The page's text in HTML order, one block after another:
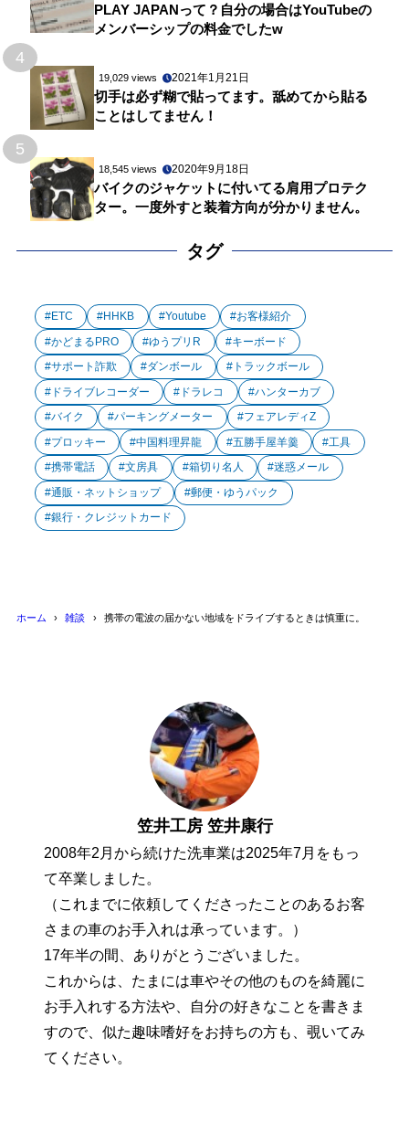
PLAY JAPANって？自分の場合はYouTubeの
メンバーシップの料金でしたw
4
19,029 views 2021年1月21日
切手は必ず糊で貼ってます。舐めてから貼る
ことはしてません！
5
18,545 views 2020年9月18日
バイクのジャケットに付いてる肩用プロテク
ター。一度外すと装着方向が分かりません。
タグ
ETC HHKB Youtube
お客様紹介
かどまるPRO
ゆうプリR
キーボード
サポート詐欺
ダンボール
トラックボール
ドライブレコーダー
ドラレコ
ハンターカブ
バイク
パーキングメーター
フェアレディZ
プロッキー
中国料理昇龍 五勝手屋羊羹
工具
携帯電話
文房具 箱切り名人
迷惑メール
通販・ネットショップ
郵便・ゆうパック
銀行・クレジットカード
ホーム 雑談 携帯の電波の届かない地域をドライブするときは慎重に。
笠井工房 笠井康行
2008年2月から続けた洗車業は2025年7月をもっ
て卒業しました。
（これまでに依頼してくださったことのあるお客
さまの車のお手入れは承っています。）
17年半の間、ありがとうございました。
これからは、たまには車やその他のものを綺麗に
お手入れする方法や、自分の好きなことを書きま
すので、似た趣味嗜好をお持ちの方も、覗いてみ
てください。